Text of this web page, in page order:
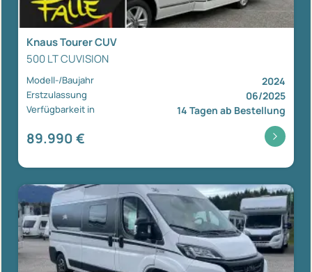
Knaus Tourer CUV
500 LT CUVISION
Modell-/Baujahr 2024
Erstzulassung 06/2025
Verfügbarkeit in 14 Tagen ab Bestellung
89.990 €